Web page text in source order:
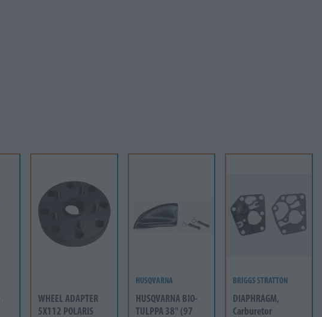
WHEEL ADAPTER
5X112 POLARIS
HUSQVARNA
HUSQVARNA BIO-
TULPPA 38" (97
BRIGGS STRATTON
DIAPHRAGM,
Carburetor